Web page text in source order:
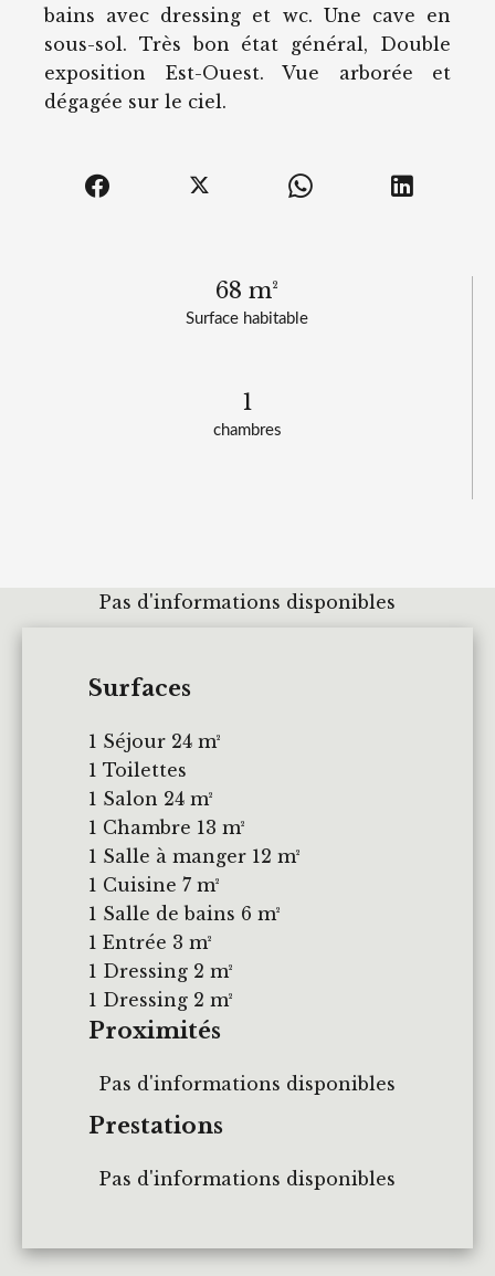
Surface habitable
68 m²
chambres
1
bains avec dressing et wc. Une cave en
sous-sol. Très bon état général, Double
exposition Est-Ouest. Vue arborée et
dégagée sur le ciel.
Pas d'informations disponibles
Surfaces
1 Séjour 24 m²
1 Toilettes
1 Salon 24 m²
1 Chambre 13 m²
1 Salle à manger 12 m²
1 Cuisine 7 m²
1 Salle de bains 6 m²
1 Entrée 3 m²
1 Dressing 2 m²
1 Dressing 2 m²
Proximités
Pas d'informations disponibles
Prestations
Pas d'informations disponibles